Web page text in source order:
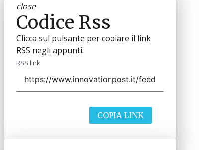
close
Codice Rss
Clicca sul pulsante per copiare il link
RSS negli appunti.
RSS link
COPIA LINK